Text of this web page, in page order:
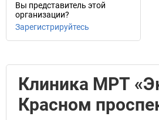
Вы представитель этой
организации?
Зарегистрируйтесь
Клиника МРТ
Красном